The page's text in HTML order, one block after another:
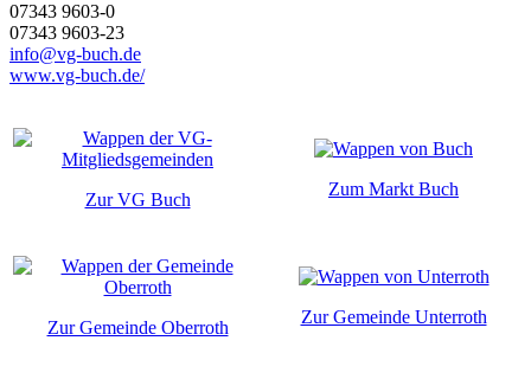
07343 9603-0
07343 9603-23
info@vg-buch.de
www.vg-buch.de/
Zur VG Buch
Zum Markt Buch
Zur Gemeinde Oberroth
Zur Gemeinde Unterroth